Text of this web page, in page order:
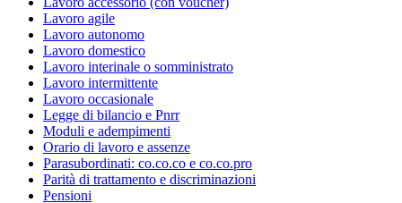
Lavoro agile
Lavoro autonomo
Lavoro domestico
Lavoro interinale o somministrato
Lavoro intermittente
Lavoro occasionale
Legge di bilancio e Pnrr
Moduli e adempimenti
Orario di lavoro e assenze
Parasubordinati: co.co.co e co.co.pro
Parità di trattamento e discriminazioni
Pensioni